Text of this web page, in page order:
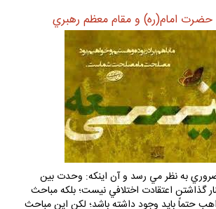
امام(ره) و مقام معظم رهبري
ضروري به نظر مي رسد و آن اينكه: وحدت بين
گذاشتن اعتقادت اختلافي نيست؛ بلكه مباحث
حتماً بايد وجود داشته باشد؛ لكن اين مباحث